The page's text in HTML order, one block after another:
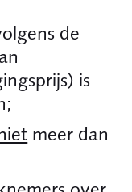
de
is
meer dan